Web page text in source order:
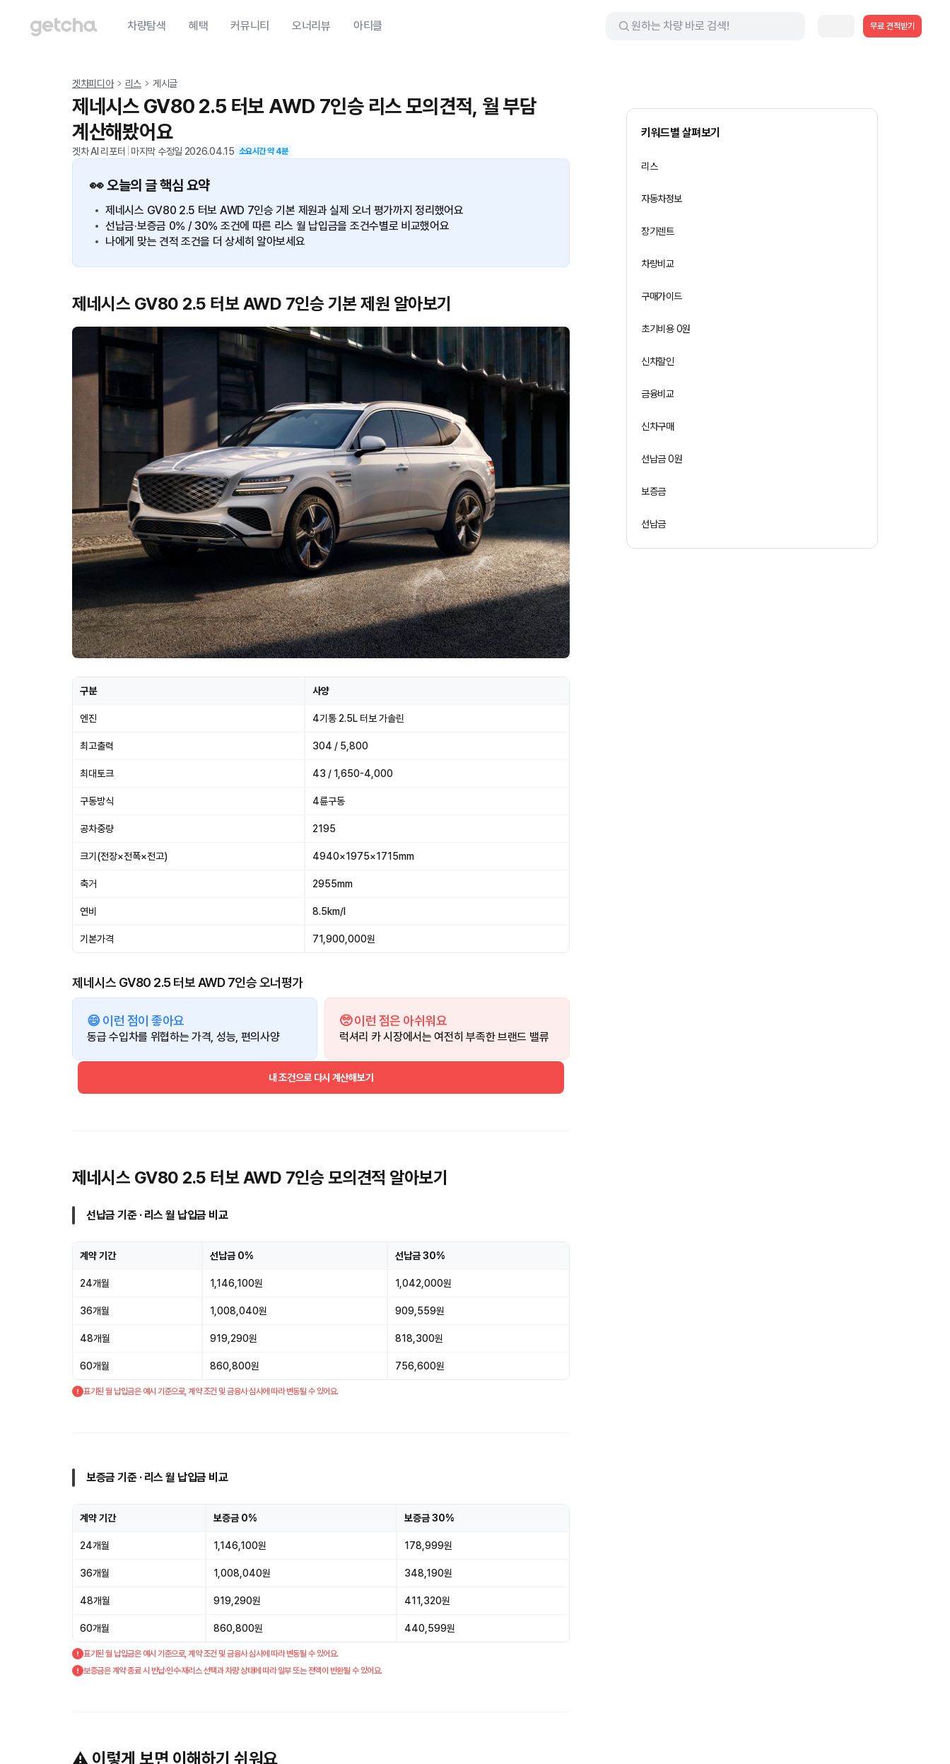
차량탐색 혜택 커뮤니티 오너리뷰 아티클 무료 견적받기
겟차피디아 리스 게시글
제네시스 GV80 2.5 터보 AWD 7인승 리스 모의견적, 월 부담
계산해봤어요
겟차 AI 리포터 마지막 수정일 2026.04.15 소요시간 약4분
👀 오늘의 글 핵심 요약
제네시스 GV80 2.5 터보 AWD 7인승 기본 제원과 실제 오너 평가까지 정리했어요
선납금·보증금 0% / 30% 조건에 따른 리스 월 납입금을 조건수별로 비교했어요
나에게 맞는 견적 조건을 더 상세히 알아보세요
제네시스 GV80 2.5 터보 AWD 7인승 기본 제원 알아보기
구분 사양
엔진 4기통 2.5L 터보 가솔린
최고출력 304 / 5,800
최대토크 43 / 1,650-4,000
구동방식 4륜구동
공차중량 2195
크기(전장×전폭×전고) 4940×1975×1715mm
축거 2955mm
연비 8.5km/l
기본가격 71,900,000원
제네시스 GV80 2.5 터보 AWD 7인승 오너평가
😄 이런 점이 좋아요
동급 수입차를 위협하는 가격, 성능, 편의사양
🥺 이런 점은 아쉬워요
럭셔리 카 시장에서는 여전히 부족한 브랜드 밸류
내 조건으로 다시 계산해보기
제네시스 GV80 2.5 터보 AWD 7인승 모의견적 알아보기
선납금 기준 · 리스 월 납입금 비교
계약 기간 선납금 0% 선납금 30%
24개월 1,146,100원 1,042,000원
36개월 1,008,040원 909,559원
48개월 919,290원 818,300원
60개월 860,800원 756,600원
표기된 월 납입금은 예시 기준으로, 계약 조건 및 금융사 심사에 따라 변동될 수 있어요.
보증금 기준 · 리스 월 납입금 비교
계약 기간 보증금 0% 보증금 30%
24개월 1,146,100원 178,999원
36개월 1,008,040원 348,190원
48개월 919,290원 411,320원
60개월 860,800원 440,599원
표기된 월 납입금은 예시 기준으로, 계약 조건 및 금융사 심사에 따라 변동될 수 있어요.
보증금은 계약 종료 시 반납·인수·재리스 선택과 차량 상태에 따라 일부 또는 전액이 반환될 수 있어요.
⚠️ 이렇게 보면 이해하기 쉬워요
키워드별 살펴보기
리스
자동차정보
장기렌트
차량비교
구매가이드
초기비용 0원
신차할인
금융비교
신차구매
선납금 0원
보증금
선납금